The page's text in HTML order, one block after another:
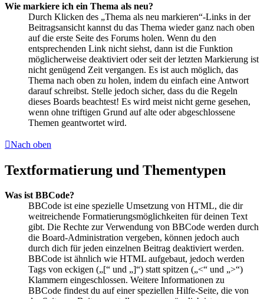
Wie markiere ich ein Thema als neu?
Durch Klicken des „Thema als neu markieren“-Links in der
Beitragsansicht kannst du das Thema wieder ganz nach oben
auf die erste Seite des Forums holen. Wenn du den
entsprechenden Link nicht siehst, dann ist die Funktion
möglicherweise deaktiviert oder seit der letzten Markierung ist
nicht genügend Zeit vergangen. Es ist auch möglich, das
Thema nach oben zu holen, indem du einfach eine Antwort
darauf schreibst. Stelle jedoch sicher, dass du die Regeln
dieses Boards beachtest! Es wird meist nicht gerne gesehen,
wenn ohne triftigen Grund auf alte oder abgeschlossene
Themen geantwortet wird.
Nach oben
Textformatierung und Thementypen
Was ist BBCode?
BBCode ist eine spezielle Umsetzung von HTML, die dir
weitreichende Formatierungsmöglichkeiten für deinen Text
gibt. Die Rechte zur Verwendung von BBCode werden durch
die Board-Administration vergeben, können jedoch auch
durch dich für jeden einzelnen Beitrag deaktiviert werden.
BBCode ist ähnlich wie HTML aufgebaut, jedoch werden
Tags von eckigen („[“ und „]“) statt spitzen („<“ und „>“)
Klammern eingeschlossen. Weitere Informationen zu
BBCode findest du auf einer speziellen Hilfe-Seite, die von